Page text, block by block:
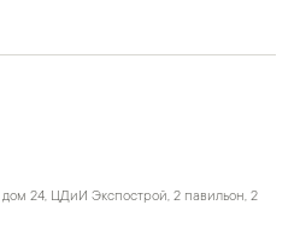
24, ЦДиИ Экспострой, 2 павильон, 2